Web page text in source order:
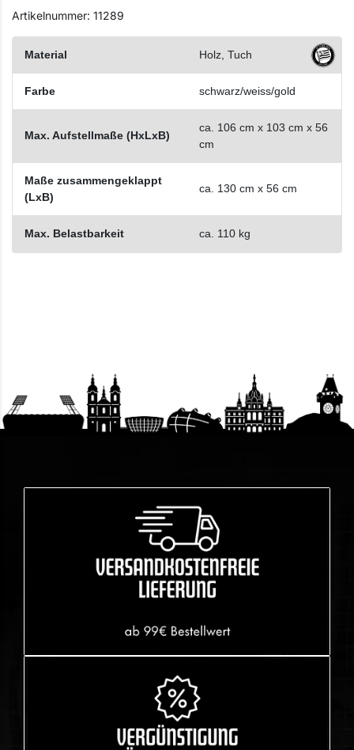
Artikelnummer: 11289
Material Holz, Tuch
Farbe schwarz/weiss/gold
Max. Aufstellmaße (HxLxB)
ca. 106 cm x 103 cm x 56
cm
Maße zusammengeklappt
(LxB)
ca. 130 cm x 56 cm
Max. Belastbarkeit ca. 110 kg